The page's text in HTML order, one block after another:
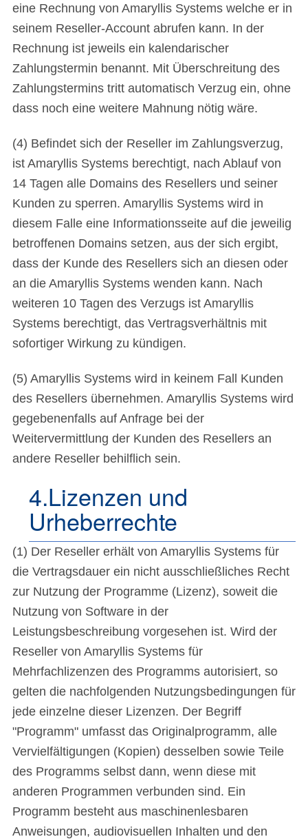
eine Rechnung von Amaryllis Systems welche er in
seinem Reseller-Account abrufen kann. In der
Rechnung ist jeweils ein kalendarischer
Zahlungstermin benannt. Mit Überschreitung des
Zahlungstermins tritt automatisch Verzug ein, ohne
dass noch eine weitere Mahnung nötig wäre.
(4) Befindet sich der Reseller im Zahlungsverzug,
ist Amaryllis Systems berechtigt, nach Ablauf von
14 Tagen alle Domains des Resellers und seiner
Kunden zu sperren. Amaryllis Systems wird in
diesem Falle eine Informationsseite auf die jeweilig
betroffenen Domains setzen, aus der sich ergibt,
dass der Kunde des Resellers sich an diesen oder
an die Amaryllis Systems wenden kann. Nach
weiteren 10 Tagen des Verzugs ist Amaryllis
Systems berechtigt, das Vertragsverhältnis mit
sofortiger Wirkung zu kündigen.
(5) Amaryllis Systems wird in keinem Fall Kunden
des Resellers übernehmen. Amaryllis Systems wird
gegebenenfalls auf Anfrage bei der
Weitervermittlung der Kunden des Resellers an
andere Reseller behilflich sein.
4.Lizenzen und
Urheberrechte
(1) Der Reseller erhält von Amaryllis Systems für
die Vertragsdauer ein nicht ausschließliches Recht
zur Nutzung der Programme (Lizenz), soweit die
Nutzung von Software in der
Leistungsbeschreibung vorgesehen ist. Wird der
Reseller von Amaryllis Systems für
Mehrfachlizenzen des Programms autorisiert, so
gelten die nachfolgenden Nutzungsbedingungen für
jede einzelne dieser Lizenzen. Der Begriff
"Programm" umfasst das Originalprogramm, alle
Vervielfältigungen (Kopien) desselben sowie Teile
des Programms selbst dann, wenn diese mit
anderen Programmen verbunden sind. Ein
Programm besteht aus maschinenlesbaren
Anweisungen, audiovisuellen Inhalten und den